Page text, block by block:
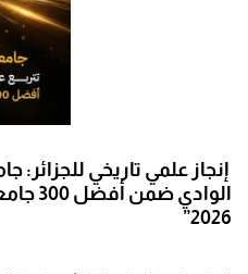
إنجاز علمي تاريخي
2026”